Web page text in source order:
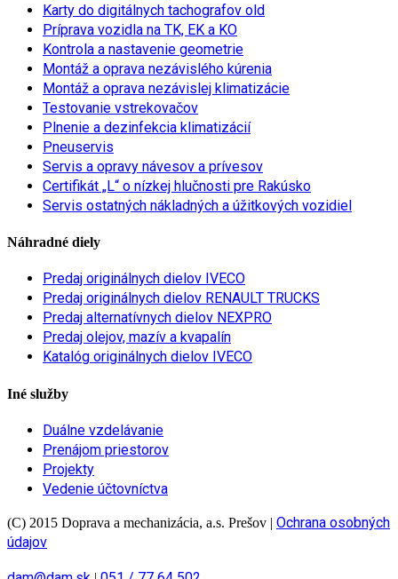
Karty do digitálnych tachografov old
Príprava vozidla na TK, EK a KO
Kontrola a nastavenie geometrie
Montáž a oprava nezávislého kúrenia
Montáž a oprava nezávislej klimatizácie
Testovanie vstrekovačov
Plnenie a dezinfekcia klimatizácií
Pneuservis
Servis a opravy návesov a prívesov
Certifikát „L“ o nízkej hlučnosti pre Rakúsko
Servis ostatných nákladných a úžitkových vozidiel
Náhradné diely
Predaj originálnych dielov IVECO
Predaj originálnych dielov RENAULT TRUCKS
Predaj alternatívnych dielov NEXPRO
Predaj olejov, mazív a kvapalín
Katalóg originálnych dielov IVECO
Iné služby
Duálne vzdelávanie
Prenájom priestorov
Projekty
Vedenie účtovníctva
(C) 2015 Doprava a mechanizácia, a.s. Prešov | Ochrana osobných
údajov